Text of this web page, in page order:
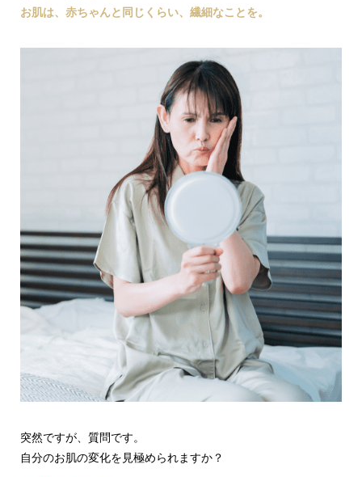
お肌は、赤ちゃんと同じくらい、繊細なことを。
突然ですが、質問です。
自分のお肌の変化を見極められますか？